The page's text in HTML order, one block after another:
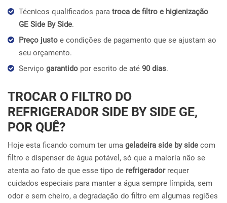
Técnicos qualificados para troca de filtro e higienização
GE Side By Side.
Preço justo e condições de pagamento que se ajustam ao
seu orçamento.
Serviço garantido por escrito de até 90 dias.
TROCAR O FILTRO DO
REFRIGERADOR SIDE BY SIDE GE,
POR QUÊ?
Hoje esta ficando comum ter uma geladeira side by side com
filtro e dispenser de água potável, só que a maioria não se
atenta ao fato de que esse tipo de refrigeradorrequer
cuidados especiais para manter a água sempre límpida, sem
odor e sem cheiro, a degradação do filtro em algumas regiões